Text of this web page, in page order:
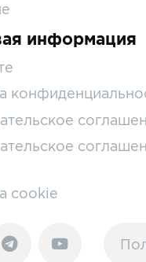
информация
cookie